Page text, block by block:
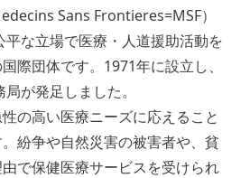
Sans Frontieres=MSF）
平な立場で医療・人道援助活動を
際団体です。1971年に設立し、
が発足しました。
の高い医療ニーズに応えること
紛争や自然災害の被害者や、貧
で保健医療サービスを受けられ